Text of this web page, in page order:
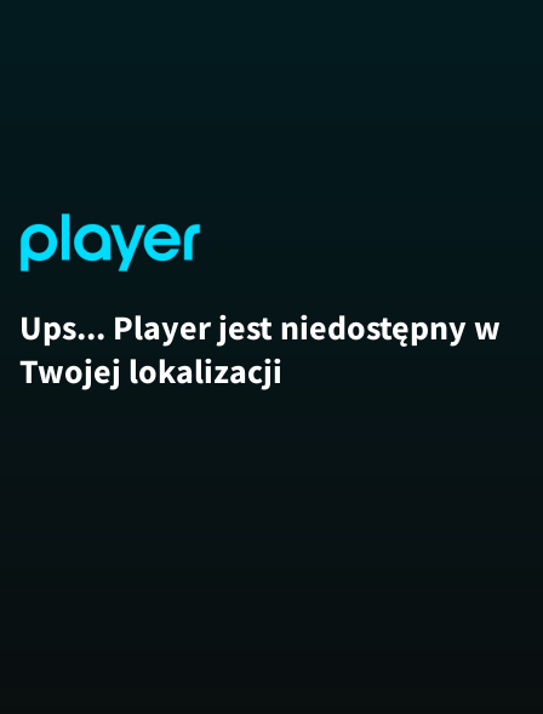
Ups... Player jest niedostępny w
Twojej lokalizacji